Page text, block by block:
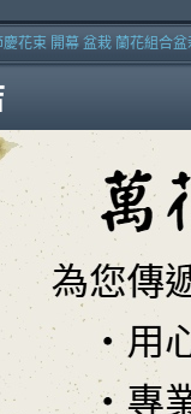
花束 開幕 盆栽 蘭花組合